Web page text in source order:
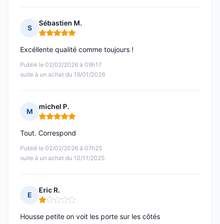
S
Sébastien M.
Note : 5 sur 5
Publié le 02/02/2026 à 09h17
suite à un achat du 19/01/2026
Excéllente qualité comme toujours !
M
michel P.
Note : 5 sur 5
Publié le 02/02/2026 à 07h25
suite à un achat du 10/11/2025
Tout. Correspond
E
Eric R.
Note : 1 sur 5
Housse petite on voit les porte sur les côtés